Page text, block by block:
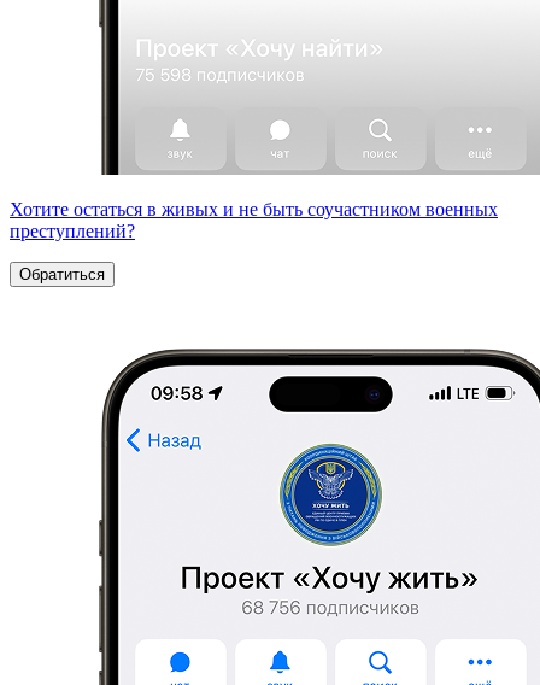
Хотите остаться в живых и не быть соучастником военных
преступлений?
Обратиться